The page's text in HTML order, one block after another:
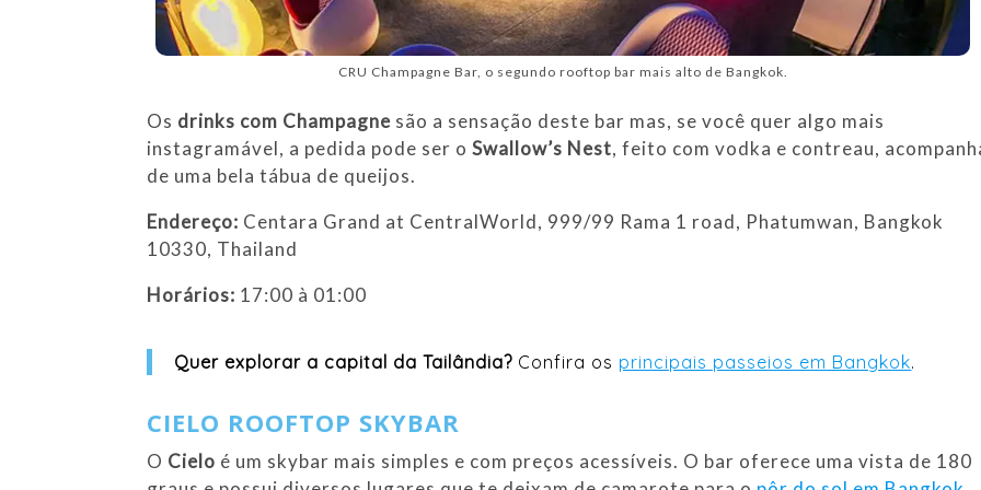
CRU Champagne Bar, o segundo rooftop bar mais alto de Bangkok.
Os drinks com Champagne são a sensação deste bar mas, se você quer algo mais
instagramável, a pedida pode ser oSwallow’s Nest, feito com vodka e contreau,
de uma bela tábua de queijos.
Endereço: Centara Grand at CentralWorld, 999/99 Rama 1 road, Phatumwan, Bangkok
10330, Thailand
Horários: 17:00 à 01:00
Quer explorar a capital da Tailândia? Confira os principais passeios em Bangkok.
CIELO ROOFTOP SKYBAR
O Cielo é um skybar mais simples e com preços acessíveis. O bar oferece uma vista de 180